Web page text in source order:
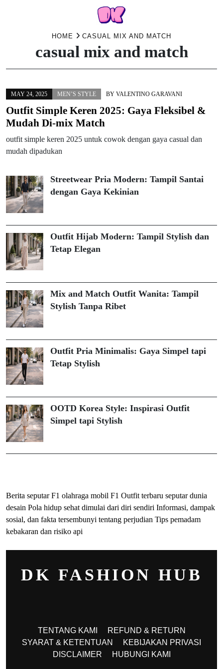
HOME CASUAL MIX AND MATCH
casual mix and match
MAY 24, 2025 MEN’S STYLE BY VALENTINO GARAVANI
Outfit Simple Keren 2025: Gaya Fleksibel &
Mudah Di-mix Match
outfit simple keren 2025 untuk cowok dengan gaya casual dan
mudah dipadukan
Streetwear Pria Modern: Tampil Santai
dengan Gaya Kekinian
Outfit Hijab Modern: Tampil Stylish dan
Tetap Elegan
Mix and Match Outfit Wanita: Tampil
Stylish Tanpa Ribet
Outfit Pria Minimalis: Gaya Simpel tapi
Tetap Stylish
OOTD Korea Style: Inspirasi Outfit
Simpel tapi Stylish
Berita seputar F1 olahraga mobil F1 Outfit terbaru seputar dunia
desain Pola hidup sehat dimulai dari diri sendiri Informasi, dampak
sosial, dan fakta tersembunyi tentang perjudian Tips pemadam
kebakaran dan risiko api
DK FASHION HUB
TENTANG KAMI
REFUND & RETURN
SYARAT & KETENTUAN
KEBIJAKAN PRIVASI
DISCLAIMER
HUBUNGI KAMI